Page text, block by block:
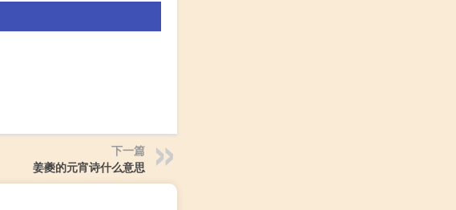
下一篇
姜夔的元宵诗什么意思